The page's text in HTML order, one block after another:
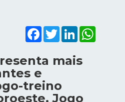
FacebookTwitterLinkedIn
mais
e
treino
Jogo